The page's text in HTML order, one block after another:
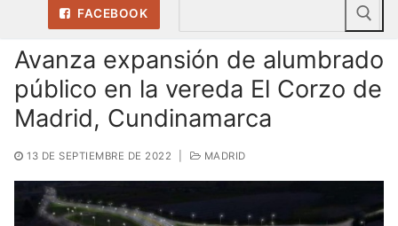
FACEBOOK
Avanza expansión de alumbrado
público en la vereda El Corzo de
Madrid, Cundinamarca
13 DE SEPTIEMBRE DE 2022 MADRID